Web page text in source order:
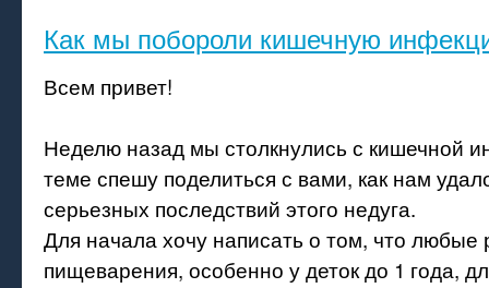
Как мы побороли кишечную
Всем привет!
Неделю назад мы столкнулись с кишечной
теме спешу поделиться с вами, как нам
серьезных последствий этого недуга.
Для начала хочу написать о том, что любые
пищеварения, особенно у деток до 1 года,